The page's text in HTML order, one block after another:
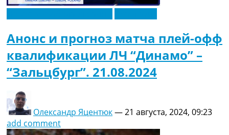
Анонс и прогноз матча плей-офф
квалификации ЛЧ “Динамо” –
“Зальцбург”. 21.08.2024
Олександр Яцентюк—21 августа, 2024, 09:23
add comment